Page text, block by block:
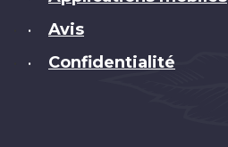
• Avis
• Confidentialité